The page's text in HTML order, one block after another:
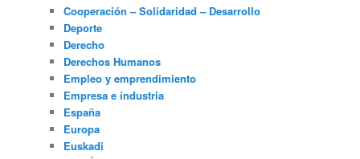
Cooperación – Solidaridad – Desarrollo
Deporte
Derecho
Derechos Humanos
Empleo y emprendimiento
Empresa e industria
España
Europa
Euskadi